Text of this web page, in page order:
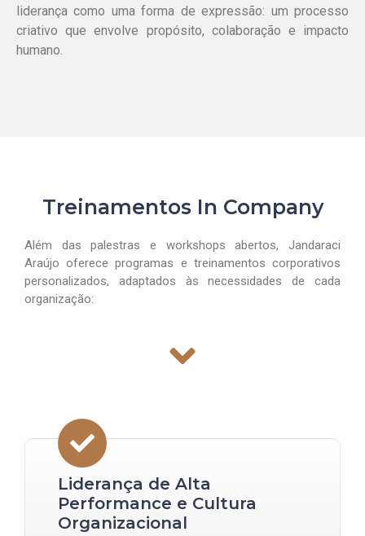
liderança como uma forma de expressão: um processo
criativo que envolve propósito, colaboração e impacto
humano.
Treinamentos In Company
Além das palestras e workshops abertos, Jandaraci
Araújo oferece programas e treinamentos corporativos
personalizados, adaptados às necessidades de cada
organização:
Liderança de Alta
Performance e Cultura
Organizacional